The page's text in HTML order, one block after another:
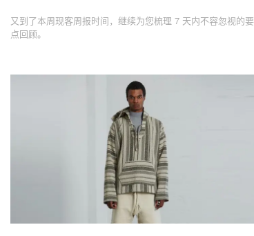
又到了本周现客周报时间，继续为您梳理 7 天内不容忽视的要
点回顾。